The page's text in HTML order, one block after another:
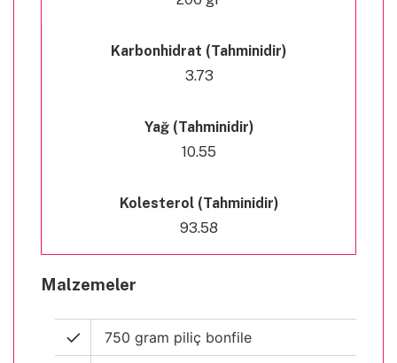
Karbonhidrat (Tahminidir)
3.73
Yağ (Tahminidir)
10.55
Kolesterol (Tahminidir)
93.58
Malzemeler
750 gram piliç bonfile